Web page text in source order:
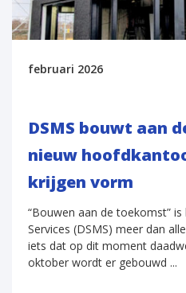
februari 2026
DSMS bouwt aan
nieuw
krijgen vorm
“Bouwen aan de toekomst”
Services (DSMS) meer dan
iets dat op dit moment
oktober wordt er gebouwd ...